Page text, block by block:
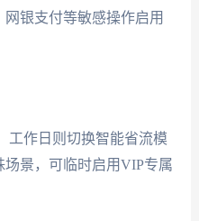
银支付等敏感操作启用
工作日则切换智能省流模
景，可临时启用VIP专属